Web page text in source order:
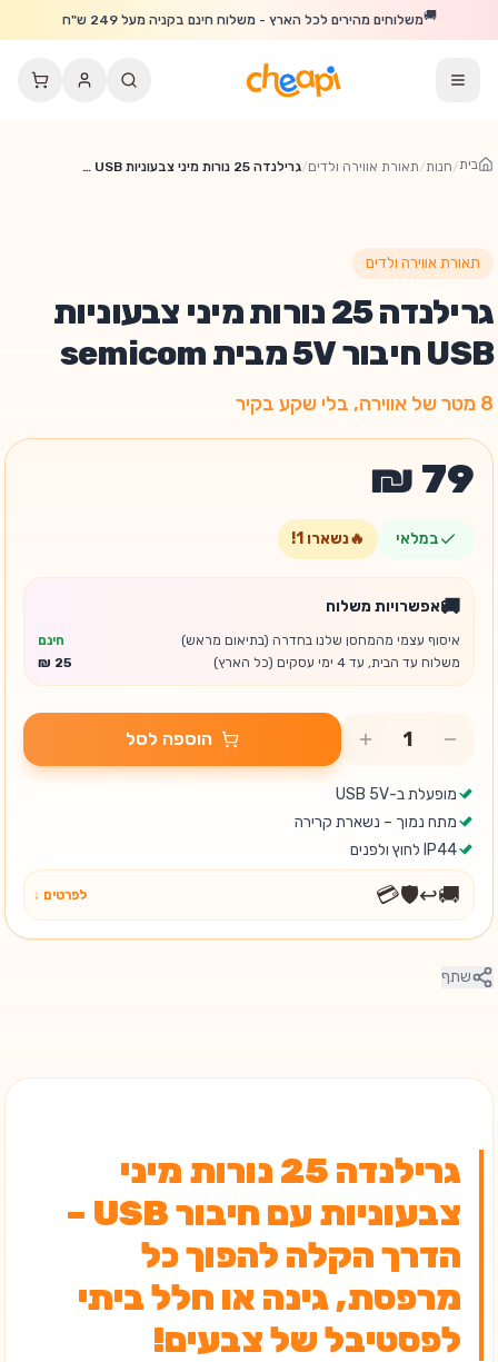
דלג לתוכן הראשי
🚚משלוחים מהירים לכל הארץ - משלוח חינם בקניה מעל 249 ש"ח
בית/חנות/תאורת אווירה ולדים/ גרילנדה 25 נורות מיני צבעוניות USB חיבור 5V מבית semicom
תאורת אווירה ולדים
גרילנדה 25 נורות מיני צבעוניות
USB חיבור 5V מבית semicom
8 מטר של אווירה, בלי שקע בקיר
במלאי 🔥נשארו 1
!
🚚אפשרויות משלוח
איסוף עצמי מהמחסן שלנו בחדרה (בתיאום מראש)
חינם
משלוח עד הבית, עד 4 ימי עסקים (כל הארץ)
הוספה לסל
מופעלת ב-USB 5V
מתח נמוך – נשארת קרירה
IP44 לחוץ ולפנים
🚚
↩️
🛡️
💳 לפרטים ↓
שתף
גרילנדה 25 נורות מיני
צבעוניות עם חיבור USB –
הדרך הקלה להפוך כל
מרפסת, גינה או חלל ביתי
לפסטיבל של צבעים!